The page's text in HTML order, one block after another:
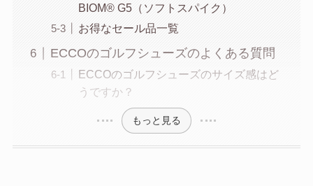
BIOM® G5（ソフトスパイク）
お得なセール品一覧
ECCOのゴルフシューズのよくある質問
ECCOのゴルフシューズのサイズ感はど
うですか？
もっと見る